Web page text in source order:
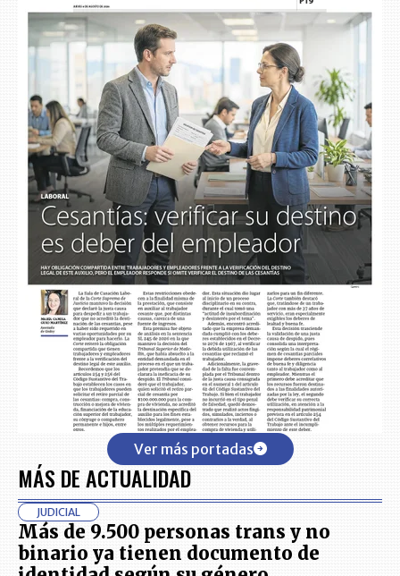
Ver más portadas
MÁS DE ACTUALIDAD
JUDICIAL
Más de 9.500 personas trans y no
binario ya tienen documento de